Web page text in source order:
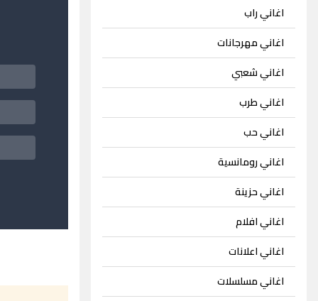
اغاني راب
اغاني مهرجانات
اغاني شعبي
اغاني طرب
اغاني حب
اغاني رومانسية
اغاني حزينة
اغاني افلام
اغاني اعلانات
اغاني مسلسلات